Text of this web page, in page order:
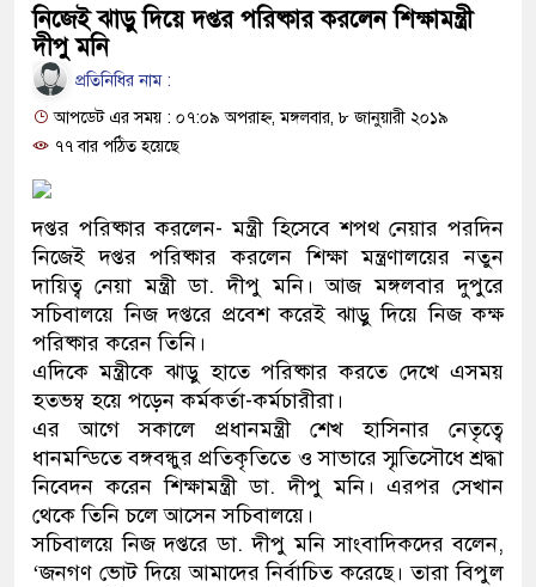
উদ্ধার
প্রধানমন্ত্রী
মাদক কারবারি গ্রেফতার
২৮ লাখ টাকার জাল নোটসহ দুইজনকে
থানা পুলিশ
যেকোনো সময় বেনজীরের প্রত্যাবর্তন
নেতৃত্ব ও গণতন্ত্রের মূর্তমান প্রতীক বেগম
যে ভাবে ডেভিড ইমনের কাছে মিলল
‘আজহার খান’
অবৈধ বিদেশি পিস্তল, ম্যাগাজিন ও গুলিসহ
নিজেই ঝাড়ু দিয়ে দপ্তর পরিষ্কার করলেন শিক্ষামন্ত্রী
দীপু মনি
প্রতিনিধির নাম :
আপডেট এর সময় : ০৭:০৯ অপরাহ্ন, মঙ্গলবার, ৮ জানুয়ারী ২০১৯
৭৭ বার পঠিত হয়েছে
দপ্তর পরিষ্কার করলেন- মন্ত্রী হিসেবে শপথ নেয়ার পরদিন
নিজেই দপ্তর পরিষ্কার করলেন শিক্ষা মন্ত্রণালয়ের নতুন
দায়িত্ব নেয়া মন্ত্রী ডা. দীপু মনি। আজ মঙ্গলবার দুপুরে
সচিবালয়ে নিজ দপ্তরে প্রবেশ করেই ঝাড়ু দিয়ে নিজ কক্ষ
পরিষ্কার করেন তিনি।
এদিকে মন্ত্রীকে ঝাড়ু হাতে পরিষ্কার করতে দেখে এসময়
হতভম্ব হয়ে পড়েন কর্মকর্তা-কর্মচারীরা।
এর আগে সকালে প্রধানমন্ত্রী শেখ হাসিনার নেতৃত্বে
ধানমন্ডিতে বঙ্গবন্ধুর প্রতিকৃতিতে ও সাভারে স্মৃতিসৌধে শ্রদ্ধা
নিবেদন করেন শিক্ষামন্ত্রী ডা. দীপু মনি। এরপর সেখান
থেকে তিনি চলে আসেন সচিবালয়ে।
সচিবালয়ে নিজ দপ্তরে ডা. দীপু মনি সাংবাদিকদের বলেন,
‘জনগণ ভোট দিয়ে আমাদের নির্বাচিত করেছে। তারা বিপুল